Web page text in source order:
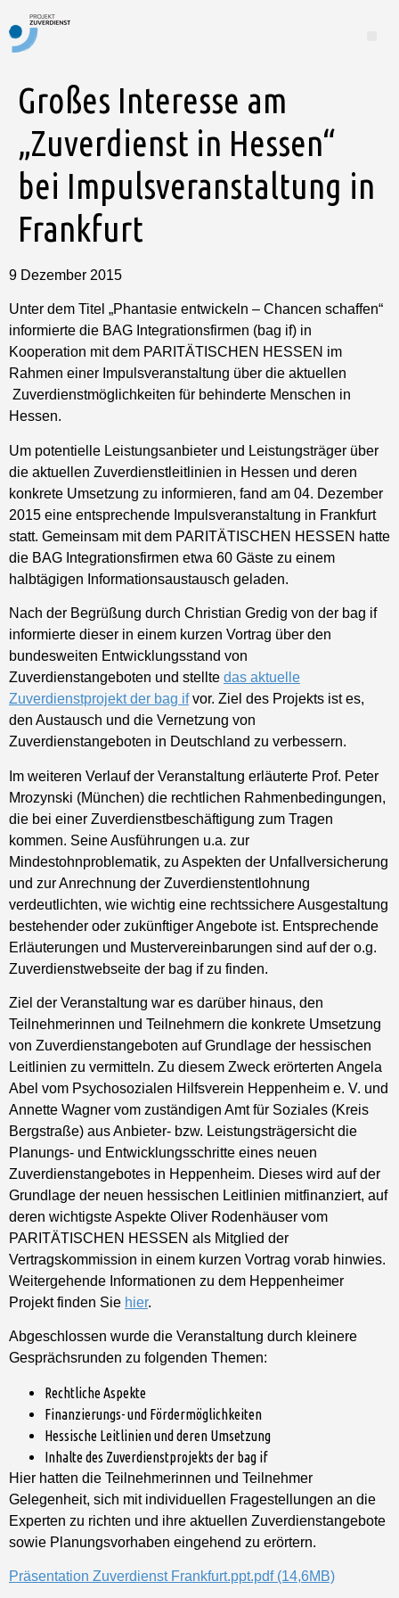
Großes Interesse am
„Zuverdienst in Hessen“
bei Impulsveranstaltung in
Frankfurt
9 Dezember 2015
Unter dem Titel „Phantasie entwickeln – Chancen schaffen“
informierte die BAG Integrationsfirmen (bag if) in
Kooperation mit dem PARITÄTISCHEN HESSEN im
Rahmen einer Impulsveranstaltung über die aktuellen
Zuverdienstmöglichkeiten für behinderte Menschen in
Hessen.
Um potentielle Leistungsanbieter und Leistungsträger über
die aktuellen Zuverdienstleitlinien in Hessen und deren
konkrete Umsetzung zu informieren, fand am 04. Dezember
2015 eine entsprechende Impulsveranstaltung in Frankfurt
statt. Gemeinsam mit dem PARITÄTISCHEN HESSEN hatte
die BAG Integrationsfirmen etwa 60 Gäste zu einem
halbtägigen Informationsaustausch geladen.
Nach der Begrüßung durch Christian Gredig von der bag if
informierte dieser in einem kurzen Vortrag über den
bundesweiten Entwicklungsstand von
Zuverdienstangeboten und stellte das aktuelle
Zuverdienstprojekt der bag ifvor. Ziel des Projekts ist es,
den Austausch und die Vernetzung von
Zuverdienstangeboten in Deutschland zu verbessern.
Im weiteren Verlauf der Veranstaltung erläuterte Prof. Peter
Mrozynski (München) die rechtlichen Rahmenbedingungen,
die bei einer Zuverdienstbeschäftigung zum Tragen
kommen. Seine Ausführungen u.a. zur
Mindestohnproblematik, zu Aspekten der Unfallversicherung
und zur Anrechnung der Zuverdienstentlohnung
verdeutlichten, wie wichtig eine rechtssichere Ausgestaltung
bestehender oder zukünftiger Angebote ist. Entsprechende
Erläuterungen und Mustervereinbarungen sind auf der o.g.
Zuverdienstwebseite der bag if zu finden.
Ziel der Veranstaltung war es darüber hinaus, den
Teilnehmerinnen und Teilnehmern die konkrete Umsetzung
von Zuverdienstangeboten auf Grundlage der hessischen
Leitlinien zu vermitteln. Zu diesem Zweck erörterten Angela
Abel vom Psychosozialen Hilfsverein Heppenheim e. V. und
Annette Wagner vom zuständigen Amt für Soziales (Kreis
Bergstraße) aus Anbieter- bzw. Leistungsträgersicht die
Planungs- und Entwicklungsschritte eines neuen
Zuverdienstangebotes in Heppenheim. Dieses wird auf der
Grundlage der neuen hessischen Leitlinien mitfinanziert, auf
deren wichtigste Aspekte Oliver Rodenhäuser vom
PARITÄTISCHEN HESSEN als Mitglied der
Vertragskommission in einem kurzen Vortrag vorab hinwies.
Weitergehende Informationen zu dem Heppenheimer
Projekt finden Sie hier.
Abgeschlossen wurde die Veranstaltung durch kleinere
Gesprächsrunden zu folgenden Themen:
Rechtliche Aspekte
Finanzierungs- und Fördermöglichkeiten
Hessische Leitlinien und deren Umsetzung
Inhalte des Zuverdienstprojekts der bag if
Hier hatten die Teilnehmerinnen und Teilnehmer
Gelegenheit, sich mit individuellen Fragestellungen an die
Experten zu richten und ihre aktuellen Zuverdienstangebote
sowie Planungsvorhaben eingehend zu erörtern.
Präsentation Zuverdienst Frankfurt.ppt.pdf (14,6MB)